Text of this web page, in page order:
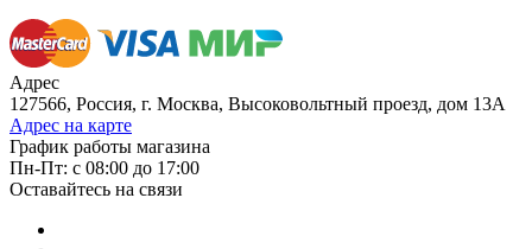
Адрес
127566, Россия, г. Москва, Высоковольтный проезд, дом 13А
Адрес на карте
График работы магазина
Пн-Пт: с 08:00 до 17:00
Оставайтесь на связи